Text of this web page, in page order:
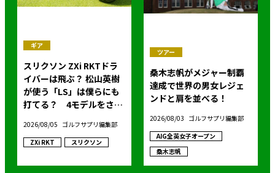
ギア
スリクソン ZXi RKTドラ
イバーは飛ぶ？ 松山英樹
が使う「LS」は僕らにも
打てる？ 4モデルをさっ
2026/08/05 ゴルフサプリ編集部
ZXi RKT
スリクソン
ツアー
桑木志帆がメジャー制覇
達成で世界の男女レジェ
ンドと肩を並べる！
2026/08/03 ゴルフサプリ編集部
AIG全英女子オープン
桑木志帆